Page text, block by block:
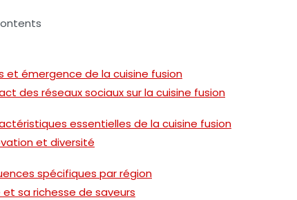
et émergence de la cuisine fusion
des réseaux sociaux sur la cuisine fusion
essentielles de la cuisine fusion
et diversité
spécifiques par région
et sa richesse de saveurs